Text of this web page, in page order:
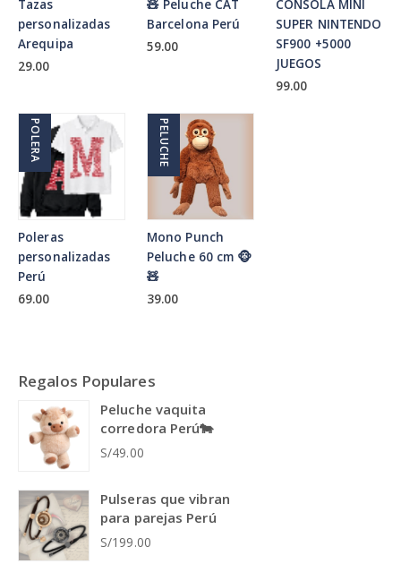
Tazas
personalizadas
Arequipa
29.00
🧸 Peluche CAT
Barcelona Perú
59.00
CONSOLA MINI
SUPER NINTENDO
SF900 +5000
JUEGOS
99.00
POLERA
Poleras
personalizadas
Perú
69.00
PELUCHE
Mono Punch
Peluche 60 cm 🐵
🧸
39.00
Regalos Populares
Peluche vaquita
corredora Perú🐄
S/49.00
Pulseras que vibran
para parejas Perú
S/199.00